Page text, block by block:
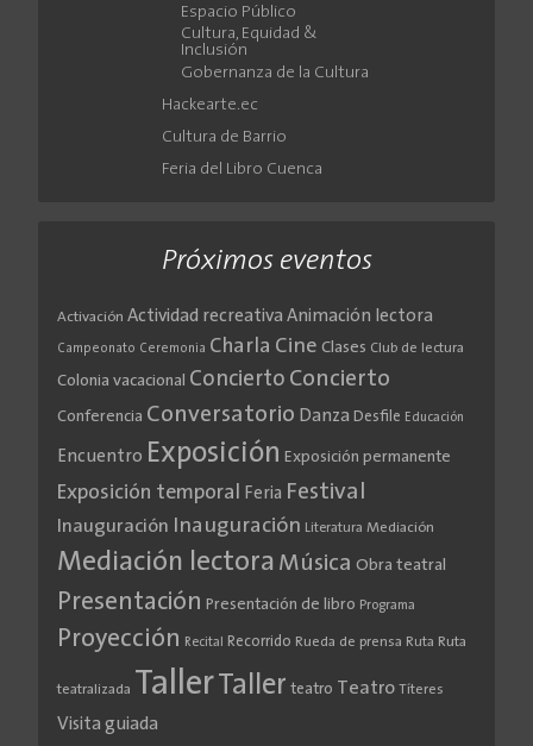
Espacio Público
Cultura, Equidad &
Inclusión
Gobernanza de la Cultura
Hackearte.ec
Cultura de Barrio
Feria del Libro Cuenca
Próximos eventos
Activación Actividad recreativa Animación lectora
Campeonato Ceremonia Charla Cine Clases Club de lectura
Colonia vacacional Concierto Concierto
Conferencia Conversatorio Danza Desfile Educación
Encuentro Exposición Exposición permanente
Exposición temporal Feria Festival
Inauguración Inauguración Literatura Mediación
Mediación lectora Música Obra teatral
Presentación Presentación de libro Programa
Proyección Recital Recorrido Rueda de prensa Ruta Ruta
teatralizada Taller Taller teatro Teatro Títeres
Visita guiada